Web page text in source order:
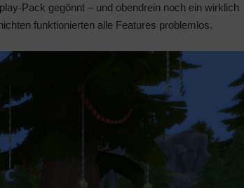
Pack gegönnt – und obendrein noch ein wirklich
funktionierten alle Features problemlos.